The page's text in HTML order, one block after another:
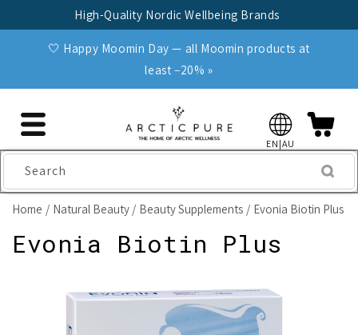
High-Quality Nordic Wellbeing Brands
🤍 Happy Moomin Day — all Moomin products at
least −20% »
EN|AU
Search
Home Natural Beauty Beauty Supplements Evonia Biotin Plus
Evonia Biotin Plus
information